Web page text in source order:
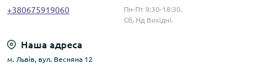
+380675919060
Пн-Пт 9:30-18:30.
Сб, Нд Вихідні.
Наша адреса
м. Львів, вул. Весняна 12